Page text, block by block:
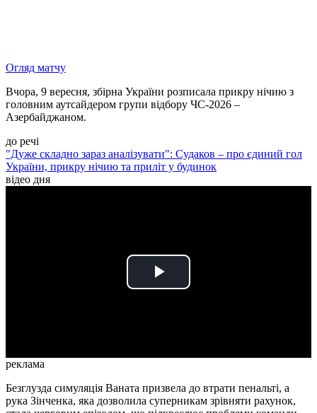
Огляд матчу
Вчора, 9 вересня, збірна України розписала прикру нічию з
головним аутсайдером групи відбору ЧС-2026 –
Азербайджаном.
до речі
"Дуже складно зараз аналізувати": Судаков – про єдиний гол
України, прикру нічию та приліт у будинок
відео дня
Play
реклама
Безглузда симуляція Ваната призвела до втрати пенальті, а
рука Зінченка, яка дозволила суперникам зрівняти рахунок,